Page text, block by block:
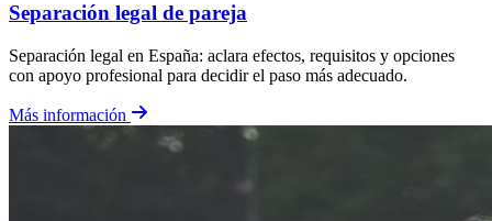
Separación legal de pareja
Separación legal en España: aclara efectos, requisitos y opciones
con apoyo profesional para decidir el paso más adecuado.
Más información